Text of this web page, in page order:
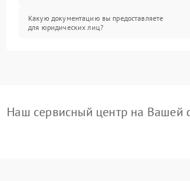
Какую документацию вы предоставляете
для юридических лиц?
Наш сервисный центр на Вашей